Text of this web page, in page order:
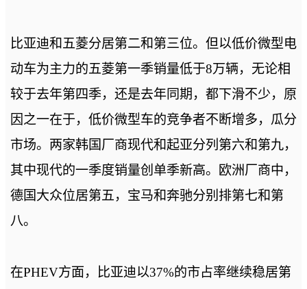
比亚迪和五菱分居第二和第三位。但以低价微型电
动车为主力的五菱第一季销量低于8万辆，无论相
较于去年第四季，还是去年同期，都下滑不少，原
因之一在于，低价微型车的竞争者不断增多，瓜分
市场。两家韩国厂商现代和起亚分列第六和第九，
其中现代的一季度销量创单季新高。欧洲厂商中，
德国大众位居第五，宝马和奔驰分别排第七和第
八。
在PHEV方面，比亚迪以37%的市占率继续稳居第